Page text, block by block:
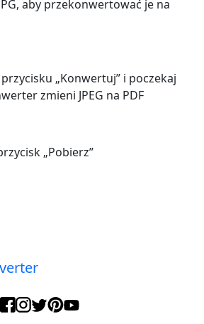
aby przekonwertować je na
„Konwertuj” i poczekaj
zmieni JPEG na PDF
„Pobierz”